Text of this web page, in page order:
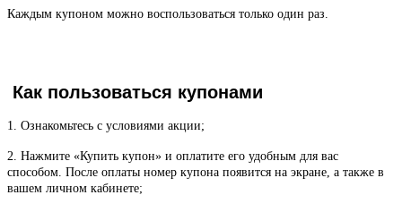
Каждым купоном можно воспользоваться только один раз.
Как пользоваться купонами
1. Ознакомьтесь с условиями акции;
2. Нажмите «Купить купон» и оплатите его удобным для вас
способом. После оплаты номер купона появится на экране, а также в
вашем личном кабинете;